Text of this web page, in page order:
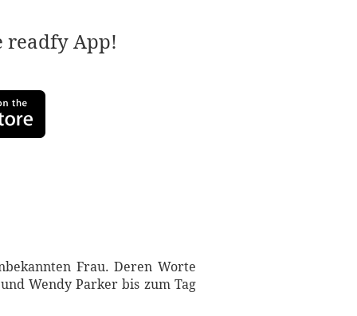
readfy App!
Frau. Deren Worte
Wendy Parker bis zum Tag